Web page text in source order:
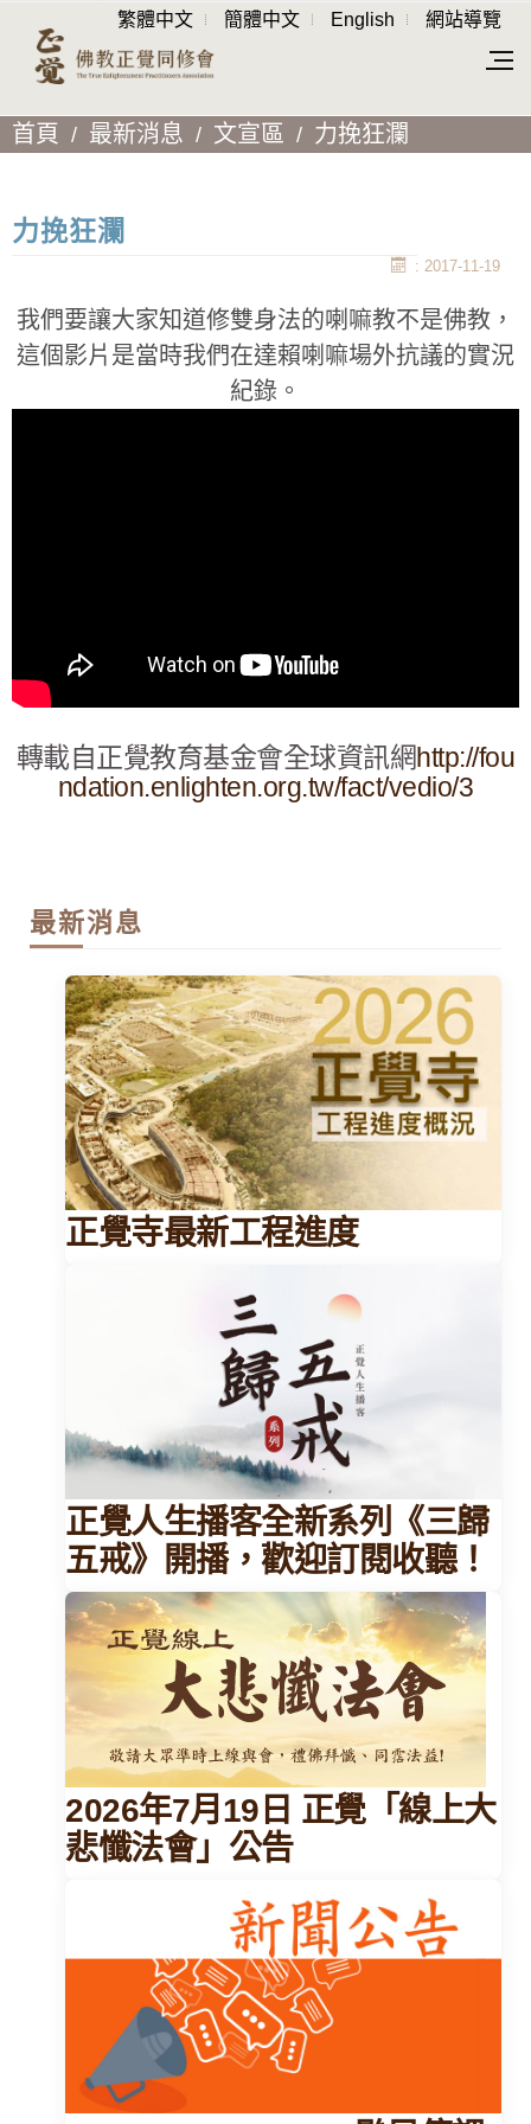
繁體中文 簡體中文 English 網站導覽
首頁 最新消息 文宣區 力挽狂瀾
力挽狂瀾
: 2017-11-19
我們要讓大家知道修雙身法的喇嘛教不是佛教，
這個影片是當時我們在達賴喇嘛場外抗議的實況
紀錄。
轉載自正覺教育基金會全球資訊網http://fou
ndation.enlighten.org.tw/fact/vedio/3
最新消息
正覺寺最新工程進度
正覺人生播客全新系列《三歸
五戒》開播，歡迎訂閱收聽！
2026年7月19日 正覺「線上大
悲懺法會」公告